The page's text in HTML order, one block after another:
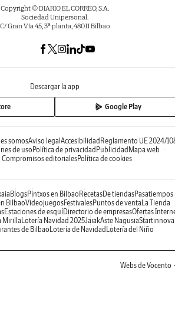
Copyright © DIARIO EL CORREO, S.A.
Sociedad Unipersonal.
C/ Gran Vía 45, 3ª planta, 48011 Bilbao
Descargar la app
Google Play
somosAviso legal Accesibilidad Reglamento UE 2024/
de usoPolítica de privacidad Publicidad Mapa web
Compromisos editorialesPolítica de cookies
BlogsPintxos en Bilbao RecetasDe tiendasPasatiempos
BilbaoVideojuegosFestivalesPuntos de venta La Tienda
Estaciones de esquíDirectorio de empresasOfertas
Mirilla Lotería Navidad 2025JaiakAste NagusiaStartinnova
de Bilbao Lotería de Navidad Lotería del Niño
Webs de Vocento